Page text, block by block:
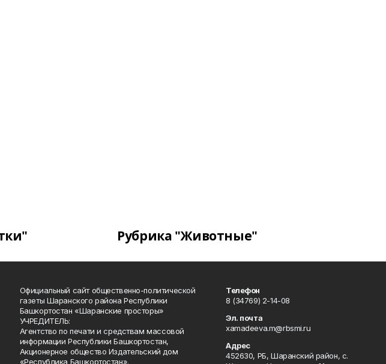
Рубрика "Животные"
Официальный сайт общественно-политической
газеты Шаранского района Республики
Башкортостан «Шаранские просторы»
УЧРЕДИТЕЛЬ:
Агентство по печати и средствам массовой
информации Республики Башкортостан,
Акционерное общество Издательский дом
«Республика Башкортостан».
Телефон
8 (34769) 2-14-08
Эл. почта
xamadeeva.m@rbsmi.ru
Адрес
452630, РБ, Шаранский район, с.